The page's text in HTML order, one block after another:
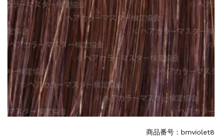
新着情報
2025.3.11
【新商品】厚口ヘアカラーチャートA4サイ...
新着情報
2024.7.2
9月24日頃よりオンラインショップの送料...
新着情報
2024.4.10
在庫処分セールのお知らせ【なくなり次第終...
新着情報
2024.4.9
一部ヘアカラーチャートのお値引きを行いま...
商品番号：bmviolet8